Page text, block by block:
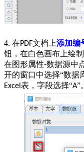
4. 在PDF文档上添加编
钮，在白色画布上绘
在图形属性-数据源中
开的窗口中选择“数据
Excel 表，字段选择“A”。